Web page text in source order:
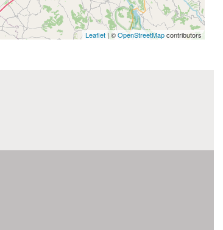
Leaflet | ©OpenStreetMapcontributors